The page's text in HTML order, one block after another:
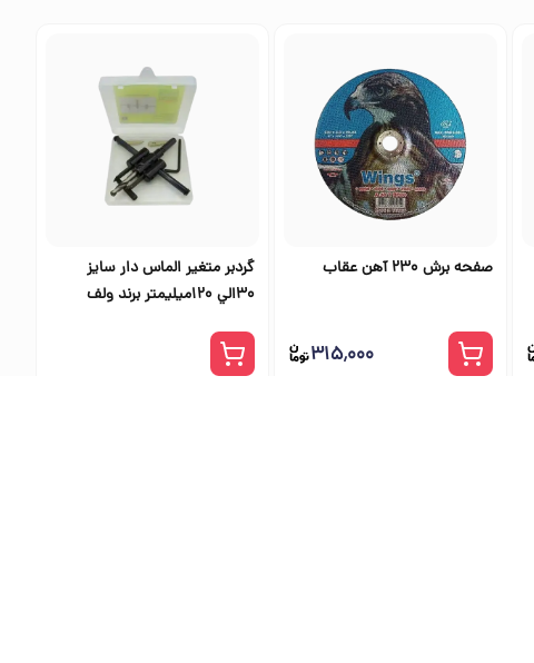
صفحه برش 230 آهن عقاب
۳۱۵٬۰۰۰
گردبر متغير الماس دار سايز
30الي 120ميليمتر برند ولف